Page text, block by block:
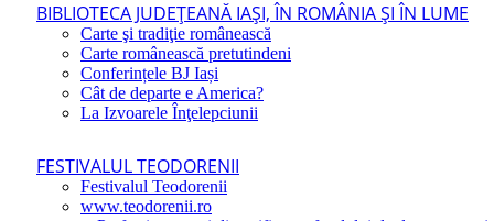
BIBLIOTECA JUDEŢEANĂ IAŞI, ÎN ROMÂNIA ŞI ÎN LUME
Carte şi tradiţie românească
Carte românească pretutindeni
Conferințele BJ Iași
Cât de departe e America?
La Izvoarele Înţelepciunii
FESTIVALUL TEODORENII
Festivalul Teodorenii
www.teodorenii.ro